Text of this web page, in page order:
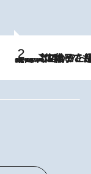
2026.8.5
【阿川佐和子さんの年とる力】なぜ70代で始めた趣味は“こんなに楽しい”のか？ ピアノ、俳句…スランプに陥っても続けられる“ある秘訣”とは